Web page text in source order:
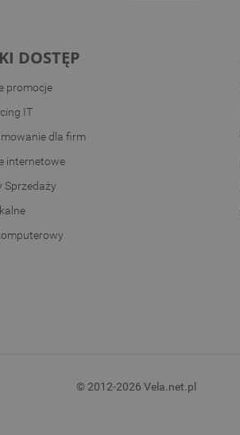
DOSTĘP
promocje
IT
dla firm
internetowe
Sprzedaży
© 2012-2026 Vela.net.pl